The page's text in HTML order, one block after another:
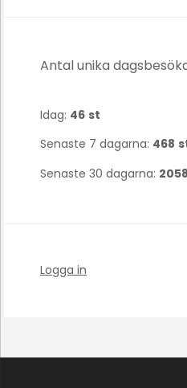
Antal unika
Idag: 46 st
Senaste 7 dagarna: 468
Senaste 30 dagarna: 2058
Logga in